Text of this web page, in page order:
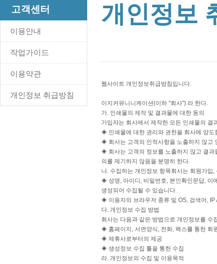
고객센터
이용안내
작업가이드
이용약관
개인정보 취급방침
개인정보
웹사이트 개인정보취급방침입니다.
이지커뮤니니케이션(이하 "회사") 라 한다.
가. 인쇄물의 제작 및 결과물에 대한 동의
가입자는 회사에서 제작한 모든 인쇄물의
◈ 인쇄물에 대한 권리와 권한을 회사에 양도
◈ 회사는 고객의 인적사항을 노출하지 않고
◈ 회사는 고객의 정보를 노출하지 않고 결과
의를 제기하지 않음을 분명히 한다.
나. 수집하는 개인정보 항목회사는 회원가
◈ 성명, 아이디, 비밀번호, 본인확인문답, 이
생성되어 수집될 수 있습니다.
◈ 이용자의 브라우저 종류 및 OS, 검색어,
다. 개인정보 수집 방법
회사는 다음과 같은 방법으로 개인정보를
◈ 홈페이지, 서면양식, 전화, 팩스를 통한 회
◈ 제휴사로부터의 제공
◈ 생성정보 수집 툴을 통한 수집
라. 개인정보의 수집 및 이용목적